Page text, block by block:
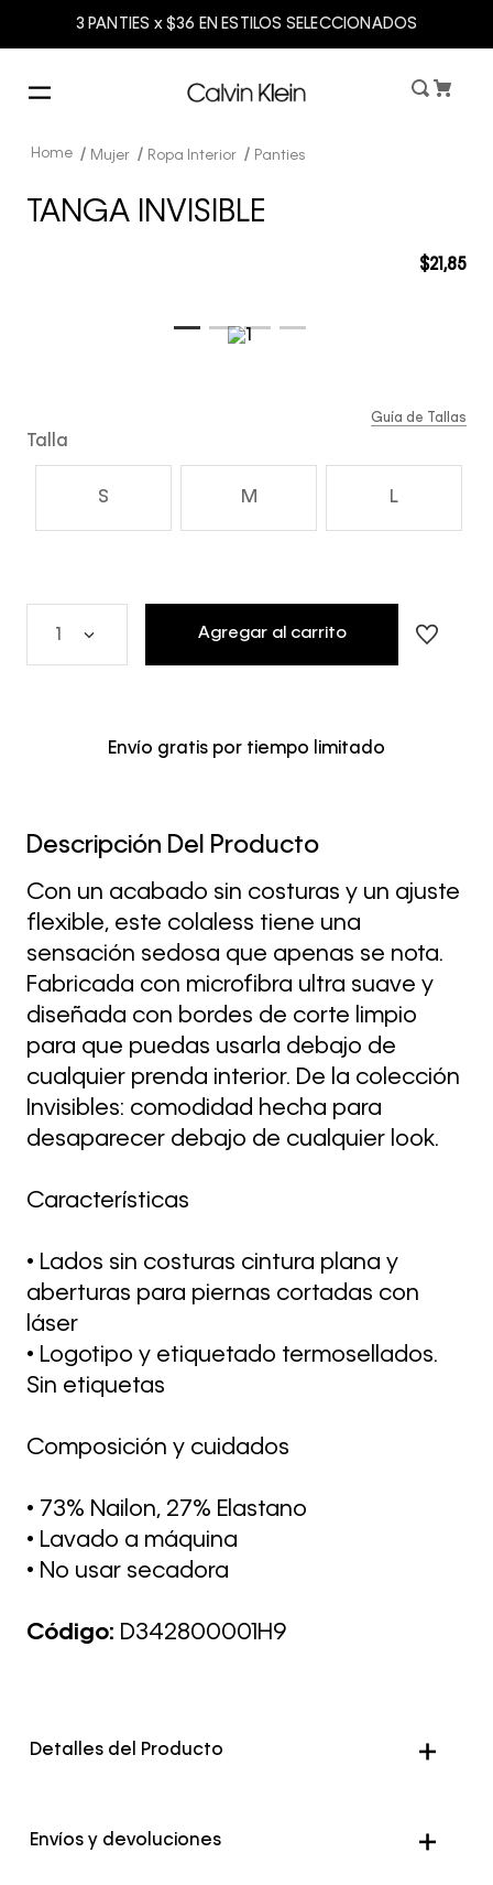
3 PANTIES x $36 EN ESTILOS SELECCIONADOS
Mujer Ropa Interior Panties
TANGA INVISIBLE
$21 ,85
Talla
S M L
Guía de Tallas
Agregar al carrito
Envío gratis por tiempo limitado
Descripción Del Producto
Con un acabado sin costuras y un ajuste
flexible, este colaless tiene una
sensación sedosa que apenas se nota.
Fabricada con microfibra ultra suave y
diseñada con bordes de corte limpio
para que puedas usarla debajo de
cualquier prenda interior. De la colección
Invisibles: comodidad hecha para
desaparecer debajo de cualquier look.
Características
• Lados sin costuras cintura plana y
aberturas para piernas cortadas con
láser
• Logotipo y etiquetado termosellados.
Sin etiquetas
Composición y cuidados
• 73% Nailon, 27% Elastano
• Lavado a máquina
• No usar secadora
Código: D342800001H9
Detalles del Producto
Color Turquesa
Envíos y devoluciones